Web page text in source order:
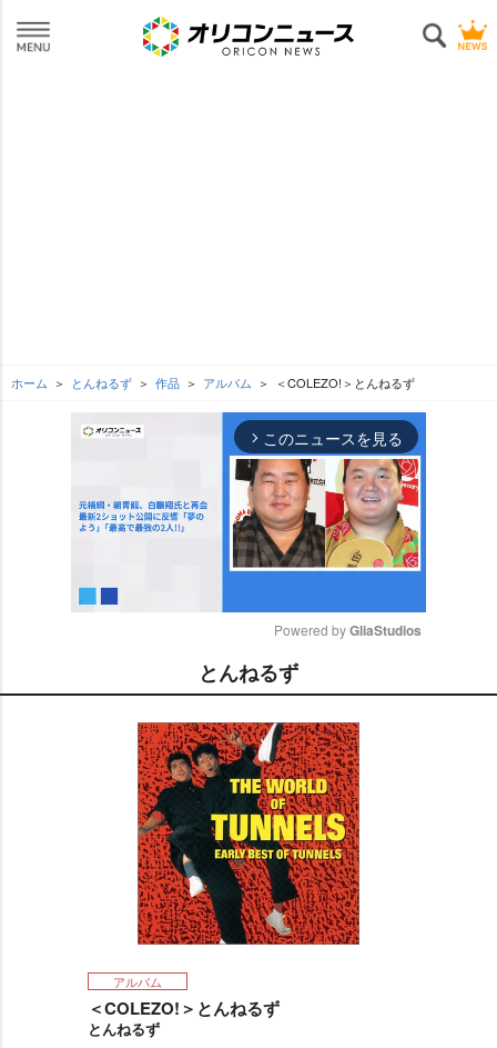
ホーム とんねるず 作品 アルバム ＜COLEZO!＞とんねるず
arrow_forward_ios このニュースを見る
u
e
Powered by GliaStudios
とんねるず
アルバム
＜COLEZO!＞とんねるず
とんねるず